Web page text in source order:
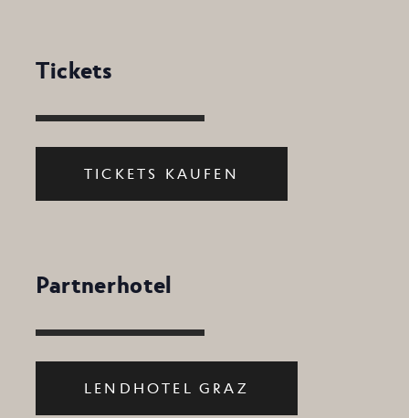
Tickets
TICKETS KAUFEN
Partnerhotel
LENDHOTEL GRAZ